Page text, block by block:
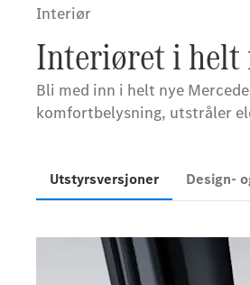
Interiør
Interiøret i helt
Bli med inn i helt nye
komfortbelysning, utstråler
Utstyrsversjoner Design-